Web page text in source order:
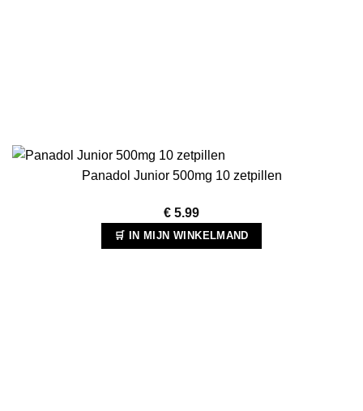
Panadol Junior 500mg 10 zetpillen
€ 5.99
🛒 IN MIJN WINKELMAND